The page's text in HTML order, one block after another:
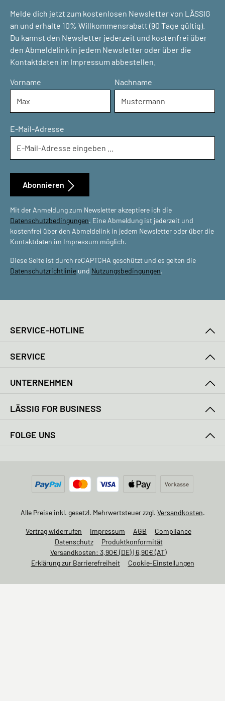
Melde dich jetzt zum kostenlosen Newsletter von LÄSSIG
an und erhalte 10% Willkommensrabatt (90 Tage gültig).
Du kannst den Newsletter jederzeit und kostenfrei über
den Abmeldelink in jedem Newsletter oder über die
Kontaktdaten im Impressum abbestellen.
Vorname Nachname
E-Mail-Adresse
Mit der Anmeldung zum Newsletter akzeptiere ich die
Datenschutzbedingungen. Eine Abmeldung ist jederzeit und
kostenfrei über den Abmeldelink in jedem Newsletter oder über die
Kontaktdaten im Impressum möglich.
Diese Seite ist durch reCAPTCHA geschützt und es gelten die
Datenschutzrichtlinie und Nutzungsbedingungen.
Abonnieren
SERVICE-HOTLINE
SERVICE
UNTERNEHMEN
LÄSSIG FOR BUSINESS
FOLGE UNS
Alle Preise inkl. gesetzl. Mehrwertsteuer zzgl. Versandkosten.
Vertrag widerrufen Impressum AGB
Compliance
Datenschutz
Produktkonformität
Versandkosten: 3,90€ (DE) | 6,90€ (AT)
Erklärung zur Barrierefreiheit
Cookie-Einstellungen